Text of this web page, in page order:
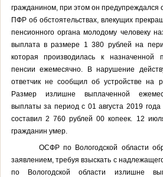
гражданином, при этом он предупреждался
ПФР об обстоятельствах, влекущих
пенсионного органа молодому человеку
выплата в размере 1 380 рублей на
которая производилась к назначенной
пенсии ежемесячно. В нарушение
ответчик не сообщил об устройстве на
Размер излишне выплаченной
выплаты за период с 01 августа 2019
составил 2 760 рублей 00 копеек. 12
гражданин умер.
ОСФР по Вологодской области
заявлением, требуявзыскать с
по Вологодской области излишне